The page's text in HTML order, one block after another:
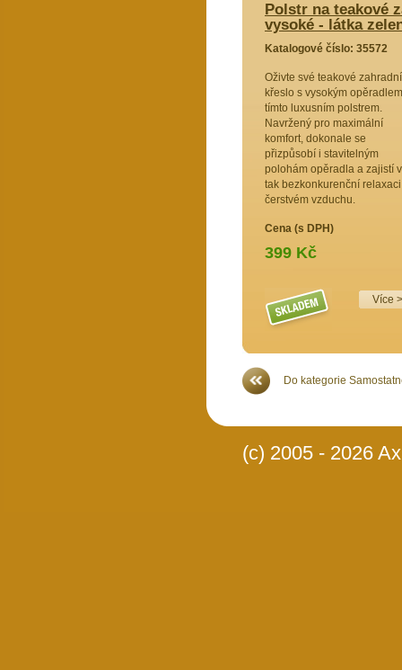
Polstr na teakové
vysoké - látka
Katalogové číslo: 35572
Oživte své teakové zahradní
křeslo s vysokým opěradlem
tímto luxusním polstrem.
Navržený pro maximální
komfort, dokonale se
přizpůsobí i stavitelným
polohám opěradla a zajistí
tak bezkonkurenční
čerstvém vzduchu.
Cena (s DPH)
399 Kč
Více
Do kategorie
(c) 2005 - 2026